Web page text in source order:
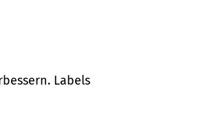
Labels